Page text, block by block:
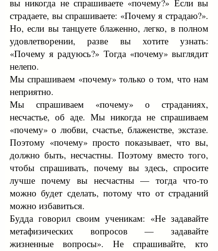
вы никогда не спрашиваете «почему?» Если вы
страдаете, вы спрашиваете: «Почему я страдаю?».
Но, если вы танцуете блаженно, легко, в полном
удовлетворении, разве вы хотите узнать:
«Почему я радуюсь?» Тогда «почему» выглядит
нелепо.
Мы спрашиваем «почему» только о том, что нам
неприятно.
Мы спрашиваем «почему» о страданиях,
несчастье, об аде. Мы никогда не спрашиваем
«почему» о любви, счастье, блаженстве, экстазе.
Поэтому «почему» просто показывает, что вы,
должно быть, несчастны. Поэтому вместо того,
чтобы спрашивать, почему вы здесь, спросите
лучше почему вы несчастны — тогда что-то
можно будет сделать, потому что от страданий
можно избавиться.
Будда говорил своим ученикам: «Не задавайте
метафизических вопросов — задавайте
жизненные вопросы». Не спрашивайте, кто